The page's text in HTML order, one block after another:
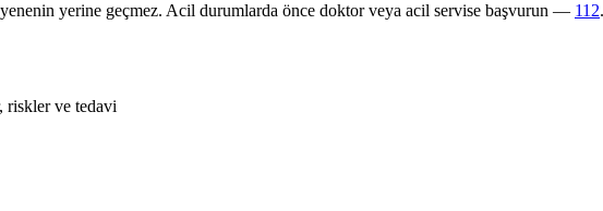
yerine geçmez. Acil durumlarda önce doktor veya acil servise başvurun — 112.
riskler ve tedavi